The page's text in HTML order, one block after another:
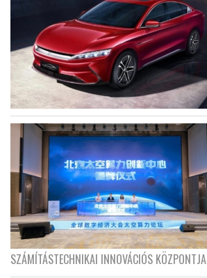
SZÁMÍTÁSTECHNIKAI INNOVÁCIÓS KÖZPONTJA